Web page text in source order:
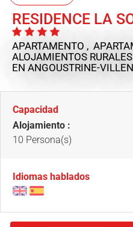
RESIDENCE LA
APARTAMENTO ,
ALOJAMIENTOS
EN ANGOUSTRINE-
Capacidad
Alojamiento :
10 Persona(s)
Idiomas hablados